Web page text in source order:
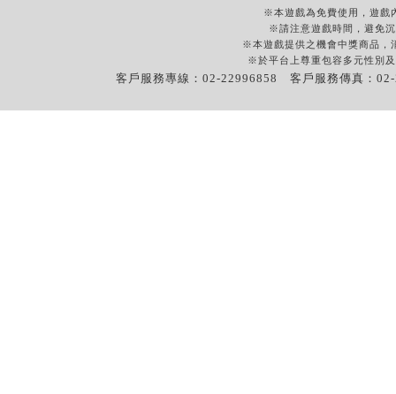
※本遊戲為免費使用，遊戲
※請注意遊戲時間，避免
※本遊戲提供之機會中獎商品，
※於平台上尊重包容多元性別
客戶服務專線：02-22996858 客戶服務傳真：